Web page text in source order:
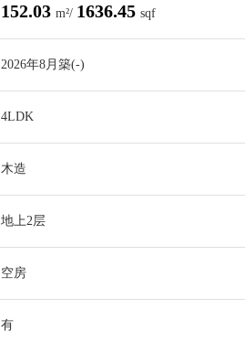
152.03 m²/ 1636.45 sqf
2026年8月築(-)
4LDK
木造
地上2层
空房
有